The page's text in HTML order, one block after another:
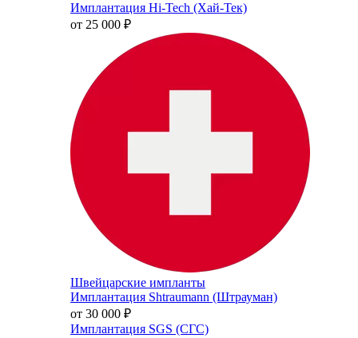
Имплантация Hi-Tech (Хай-Тек)
от 25 000 ₽
Швейцарские импланты
Имплантация Shtraumann (Штрауман)
от 30 000 ₽
Имплантация SGS (СГС)